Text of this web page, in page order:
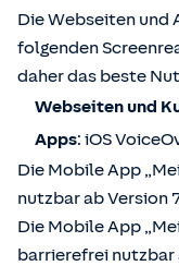
Die Webseiten und
folgenden
daher das beste
Webseiten und
Apps: iOS
Die Mobile App
nutzbar ab Version
Die Mobile App
barrierefrei nutzbar